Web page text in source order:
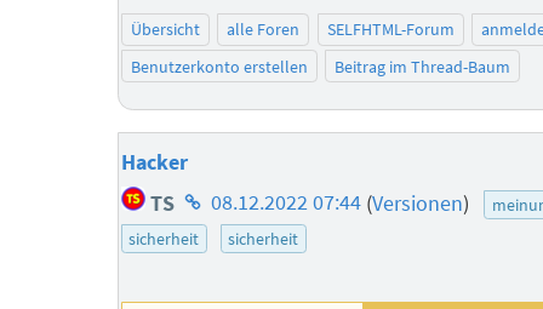
Übersicht alle Foren SELFHTML-Forum
Benutzerkonto erstellen
Beitrag im Thread-Baum
Hacker
TS Homepage
des
08.12.2022 07:44 (Versionen)
sicherheit
sicherheit